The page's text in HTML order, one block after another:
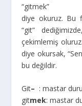
“gitmek”
diye okuruz. Bu
“git”
çekimlemiş
diye okursak,
bu değildir.
Git– : mastar
gitmek: mastar